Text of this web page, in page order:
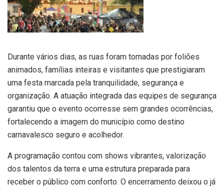
Durante vários dias, as ruas foram tomadas por foliões
animados, famílias inteiras e visitantes que prestigiaram
uma festa marcada pela tranquilidade, segurança e
organização. A atuação integrada das equipes de segurança
garantiu que o evento ocorresse sem grandes ocorrências,
fortalecendo a imagem do município como destino
carnavalesco seguro e acolhedor.
A programação contou com shows vibrantes, valorização
dos talentos da terra e uma estrutura preparada para
receber o público com conforto. O encerramento deixou o já